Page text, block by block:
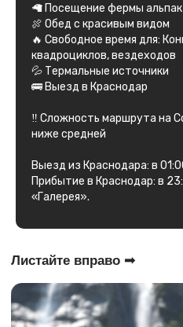
🦙 Посещение фермы
🍖 Обед с красивым видом
🔥 Свободное время для:
квадроциклов, вездеходов
💦 Термальные источники
🚌 Выезд в Краснодар
‼️ Сложность маршрута на
ниже средней
Выезд из Краснодара: в
Прибытие в Краснодар: в
«Галерея».
Самое время для перезагрузки!
Включено
вау!